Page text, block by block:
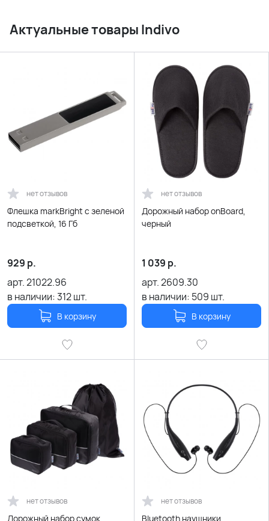
Актуальные товары Indivo
нет отзывов
Флешка markBright с зеленой
подсветкой, 16 Гб
929 р.
арт.21022.96
в наличии:312шт.
В корзину
нет отзывов
Дорожный набор onBoard,
черный
1 039 р.
арт.2609.30
в наличии: 509 шт.
В корзину
нет отзывов
Дорожный набор сумок
нет отзывов
Bluetooth наушники